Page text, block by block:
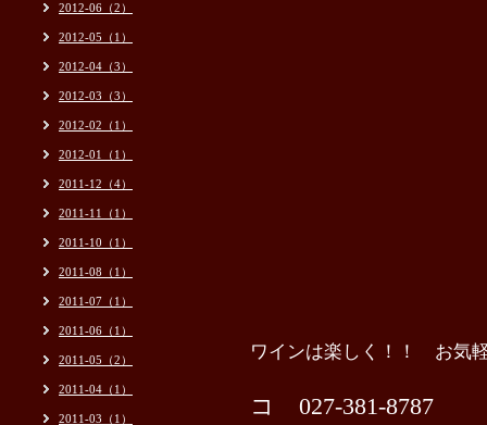
ワインは楽しく！！ お気
コ 027-381-8787
2012-06（2）
2012-05（1）
2012-04（3）
2012-03（3）
2012-02（1）
2012-01（1）
2011-12（4）
2011-11（1）
2011-10（1）
2011-08（1）
2011-07（1）
2011-06（1）
2011-05（2）
2011-04（1）
2011-03（1）